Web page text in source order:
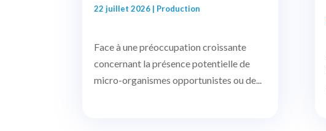
22 juillet 2026 | Production
Face à une préoccupation croissante
concernant la présence potentielle de
micro-organismes opportunistes ou de...